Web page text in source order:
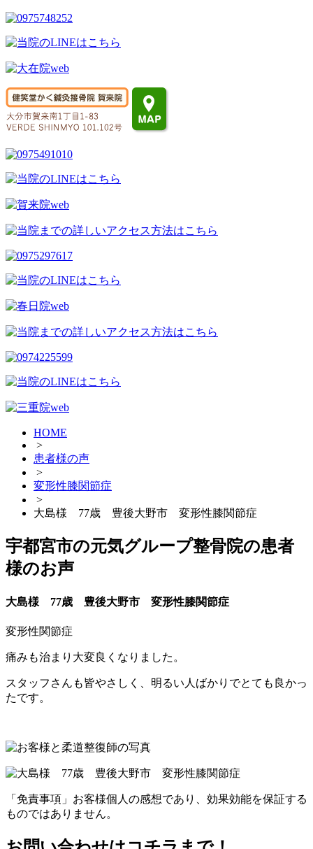
HOME
>
患者様の声
>
変形性膝関節症
>
大島様 77歳 豊後大野市 変形性膝関節症
宇都宮市の元気グループ整骨院の患者
様のお声
大島様 77歳 豊後大野市 変形性膝関節症
変形性関節症
痛みも治まり大変良くなりました。
スタッフさんも皆やさしく、明るい人ばかりでとても良かっ
たです。
「免責事項」お客様個人の感想であり、効果効能を保証する
ものではありません。